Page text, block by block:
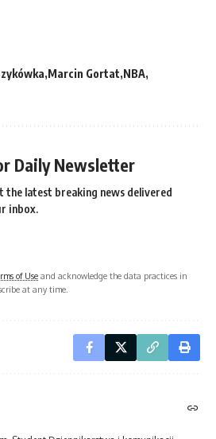
Marcin Gortat NBA
Daily Newsletter
the latest breaking news delivered
inbox.
of Use and acknowledge the data practices in
at any time.